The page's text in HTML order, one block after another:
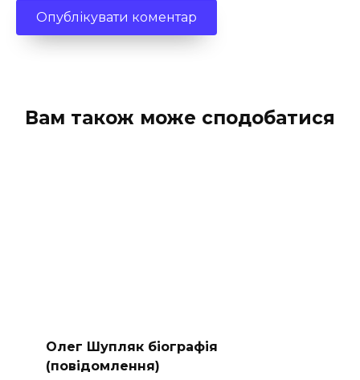
Вам також може сподобатися
Олег Шупляк біографія
(повідомлення)